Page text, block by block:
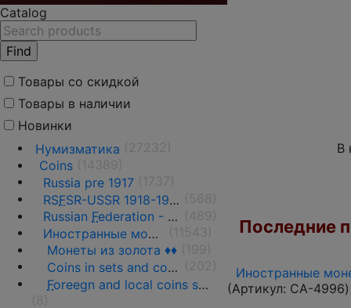
Catalog
Товары со скидкой
Товары в наличии
Новинки
Нумизматика
Coins
Russia pre 1917
RSFSR-USSR 1918-1991
Russian Federation - 1991 - n.d.
Иностранные монеты
Монеты из золота ♦♦
Coins in sets and coins collections
Foreegn and local coins sold in by weight
В
Последние
Иностранные
(Артикул: CA-4996)